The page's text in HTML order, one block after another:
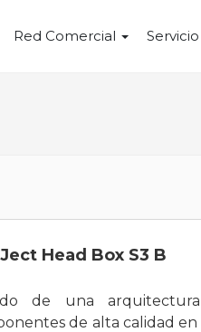
Red Comercial
Head Box S3 B
de una
de alta calidad